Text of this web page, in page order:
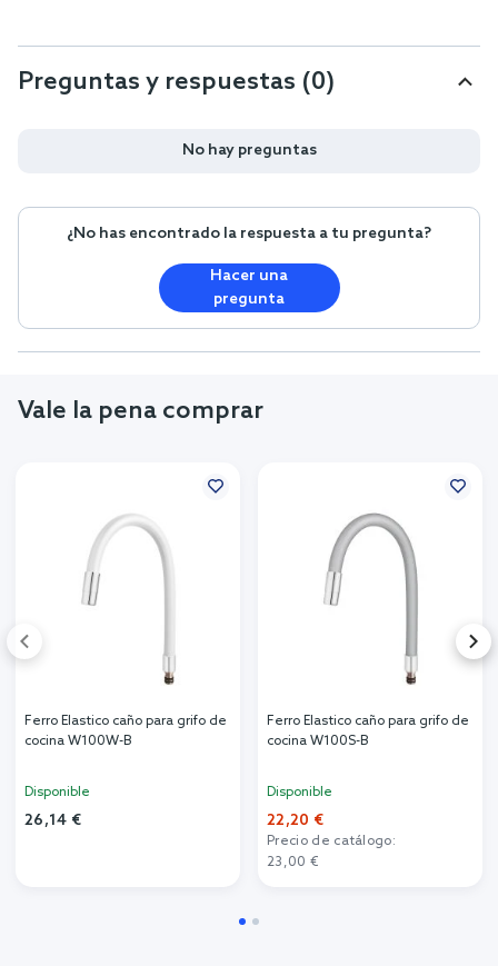
Preguntas y respuestas (0)
No hay preguntas
¿No has encontrado la respuesta a tu pregunta?
Hacer una
pregunta
Vale la pena comprar
Ferro Elastico caño para grifo de
cocina W100W-B
Disponible
26,14 €
Ferro Elastico caño para grifo de
cocina W100S-B
Disponible
22,20 €
Precio de catálogo:
23,00 €